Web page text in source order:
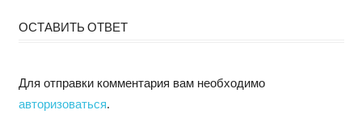
ОСТАВИТЬ ОТВЕТ
Для отправки комментария вам необходимо
авторизоваться.